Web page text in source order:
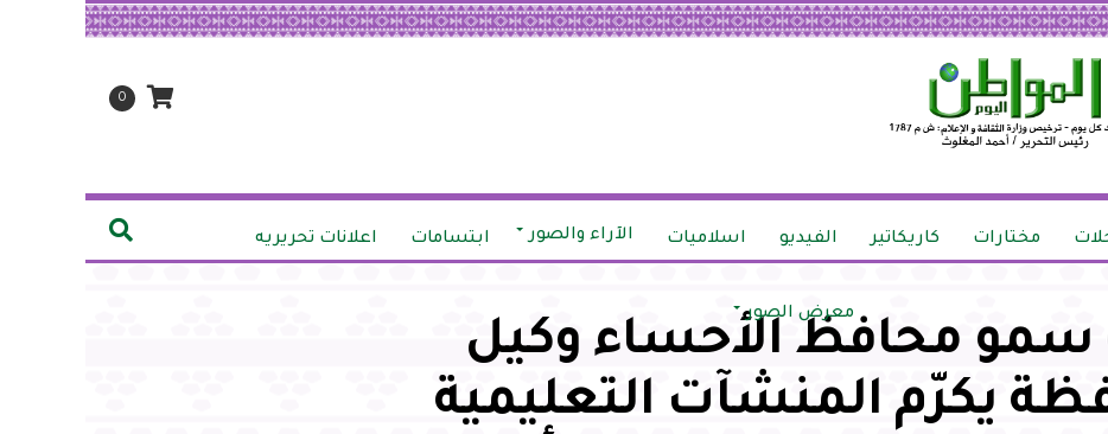
0
مختارات كاريكاتير الفيديو اسلاميات الآراء والصور ابتسامات اعلانات تحريريه
معرض الصور
سمو محافظ الأحساء وكيل
يكرّم المنشآت التعليمية